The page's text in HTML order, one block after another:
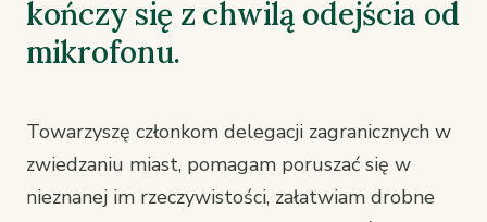
kończy się z chwilą odejścia od
mikrofonu.
Towarzyszę członkom delegacji zagranicznych w
zwiedzaniu miast, pomagam poruszać się w
nieznanej im rzeczywistości, załatwiam drobne